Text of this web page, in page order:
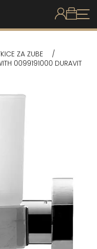
ZA ZUBE
0099191000 DURAVIT